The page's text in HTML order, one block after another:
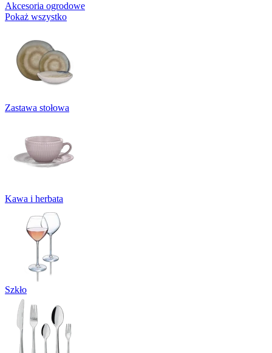
Akcesoria ogrodowe
Pokaż wszystko
Zastawa stołowa
Kawa i herbata
Szkło